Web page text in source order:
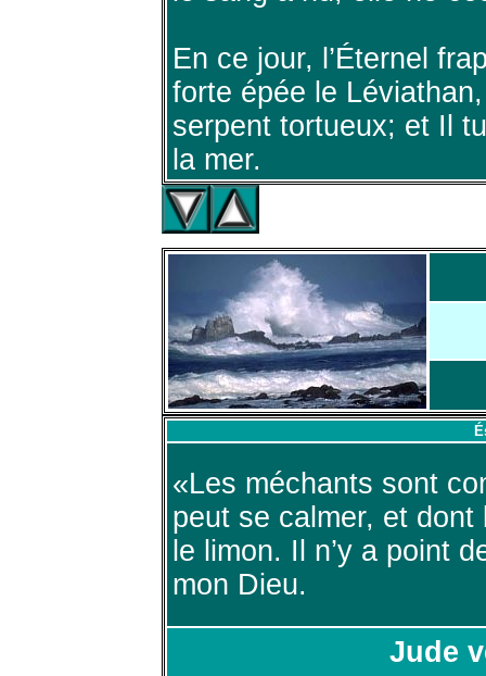
En ce jour, l’Éternel
forte épée le
serpent tortueux; et Il
la mer.
«Les méchants sont
peut se calmer, et
le limon. Il n’y a point
mon Dieu.
Jude